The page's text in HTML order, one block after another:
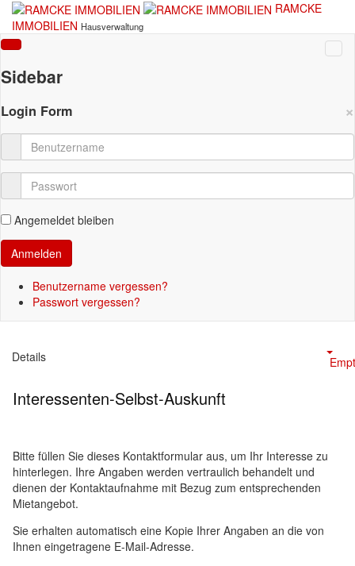
RAMCKE
IMMOBILIEN Hausverwaltung
Sidebar
×
Login Form
Angemeldet bleiben
Benutzername vergessen?
Passwort vergessen?
Details
Interessenten-Selbst-Auskunft
Bitte füllen Sie dieses Kontaktformular aus, um Ihr Interesse zu
hinterlegen. Ihre Angaben werden vertraulich behandelt und
dienen der Kontaktaufnahme mit Bezug zum entsprechenden
Mietangebot.
Sie erhalten automatisch eine Kopie Ihrer Angaben an die von
Ihnen eingetragene E-Mail-Adresse.